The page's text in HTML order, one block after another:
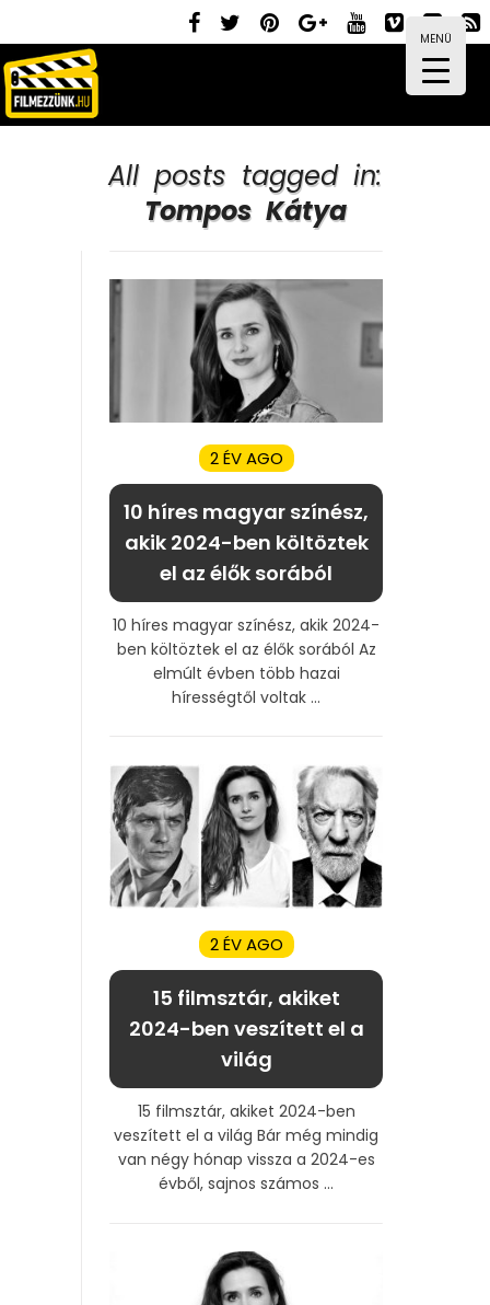
MENÜ
All posts tagged in:
Tompos Kátya
2 ÉV AGO
10 híres magyar színész,
akik 2024-ben költöztek
el az élők sorából
10 híres magyar színész, akik 2024-
ben költöztek el az élők sorából Az
elmúlt évben több hazai
hírességtől voltak ...
2 ÉV AGO
15 filmsztár, akiket
2024-ben veszített el a
világ
15 filmsztár, akiket 2024-ben
veszített el a világ Bár még mindig
van négy hónap vissza a 2024-es
évből, sajnos számos ...